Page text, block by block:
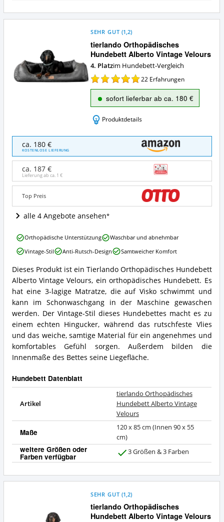
tierlando Orthopädisches
Hundebett Alberto Vintage Velours
SEHR GUT (1,2)
4. Platzim Hundebett-Vergleich
22 Erfahrungen
sofort lieferbar ab ca. 180 €
Produktdetails
tierlando
Orthopädisches
Hundebett
Alberto
Vintage
Velours
Angebote:
ist
dieses
erhältlich?
ca. 180 €
KOSTENLOSE LIEFERUNG
ca. 187 €
Lieferung ab ca. 1 €
Top Preis
alle 4 Angebote ansehen
tierlando
Orthopädisches
Hundebett
Alberto
Vintage
Velours
Zusammenfassung:
Was
bietet
dieses
Hundebett?
Dieses Produkt ist ein Tierlando Orthopädisches Hundebett
Alberto Vintage Velours, ein orthopädisches Hundebett. Es
hat eine 3-lagige Matratze, die auf Visko schwimmt und
kann im Schonwaschgang in der Maschine gewaschen
werden. Der Vintage-Stil dieses Hundebettes macht es zu
einem echten Hingucker, während das rutschfeste Vlies
und das weiche, samtige Material für ein angenehmes und
komfortables Gefühl sorgen. Außerdem bilden die
Innenmaße des Bettes seine Liegefläche.
Hundebett Datenblatt
Artikel
tierlando Orthopädisches
Hundebett Alberto Vintage
Velours
Maße
120 x 85 cm (Innen 90 x 55
cm)
weitere Größen oder
Farben verfügbar 3 Größen & 3 Farben
tierlando
Orthopädisches
Hundebett
Vintage
Velours
Vorteile:
Was
spricht
für
dieses
Hundebett?
Orthopädische Unterstützung
Waschbar und abnehmbar
Vintage-Stil
Anti-Rutsch-Design Samtweicher Komfort
tierlando Orthopädisches
Hundebett Alberto Vintage Velours
SEHR GUT (1,2)